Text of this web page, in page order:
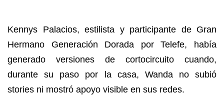
Kennys Palacios, estilista y participante de Gran
Hermano Generación Dorada por Telefe, había
generado versiones de cortocircuito cuando,
durante su paso por la casa, Wanda no subió
stories ni mostró apoyo visible en sus redes.